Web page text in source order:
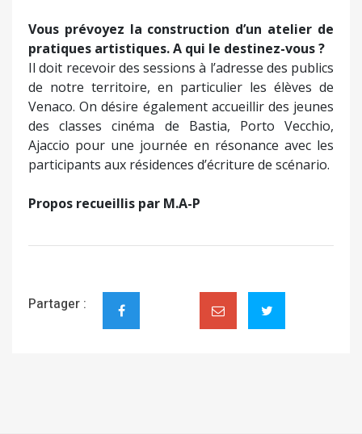
Vous prévoyez la construction d’un atelier de
pratiques artistiques. A qui le destinez-vous ?
Il doit recevoir des sessions à l’adresse des publics
de notre territoire, en particulier les élèves de
Venaco. On désire également accueillir des jeunes
des classes cinéma de Bastia, Porto Vecchio,
Ajaccio pour une journée en résonance avec les
participants aux résidences d’écriture de scénario.
Propos recueillis par M.A-P
Partager :